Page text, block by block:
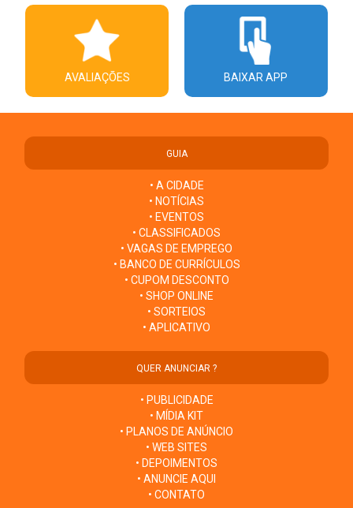
AVALIAÇÕES BAIXAR APP
GUIA
• A CIDADE
• NOTÍCIAS
• EVENTOS
• CLASSIFICADOS
• VAGAS DE EMPREGO
• BANCO DE CURRÍCULOS
• CUPOM DESCONTO
• SHOP ONLINE
• SORTEIOS
• APLICATIVO
QUER ANUNCIAR ?
• PUBLICIDADE
• MÍDIA KIT
• PLANOS DE ANÚNCIO
• WEB SITES
• DEPOIMENTOS
• ANUNCIE AQUI
• CONTATO